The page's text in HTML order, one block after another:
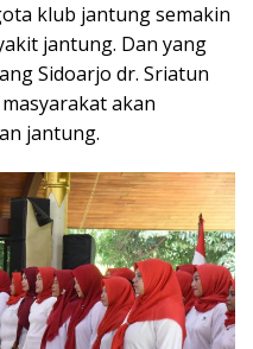
klub jantung semakin
jantung. Dan yang
Sidoarjo dr. Sriatun
akan
jantung.